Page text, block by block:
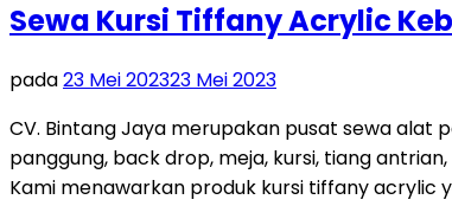
Sewa Kursi Tiffany Acrylic
pada23 Mei 202323 Mei 2023
CV. Bintang Jaya merupakan pusat sewa
panggung, back drop, meja, kursi, tiang
Kami menawarkan produk kursi tiffany acrylic